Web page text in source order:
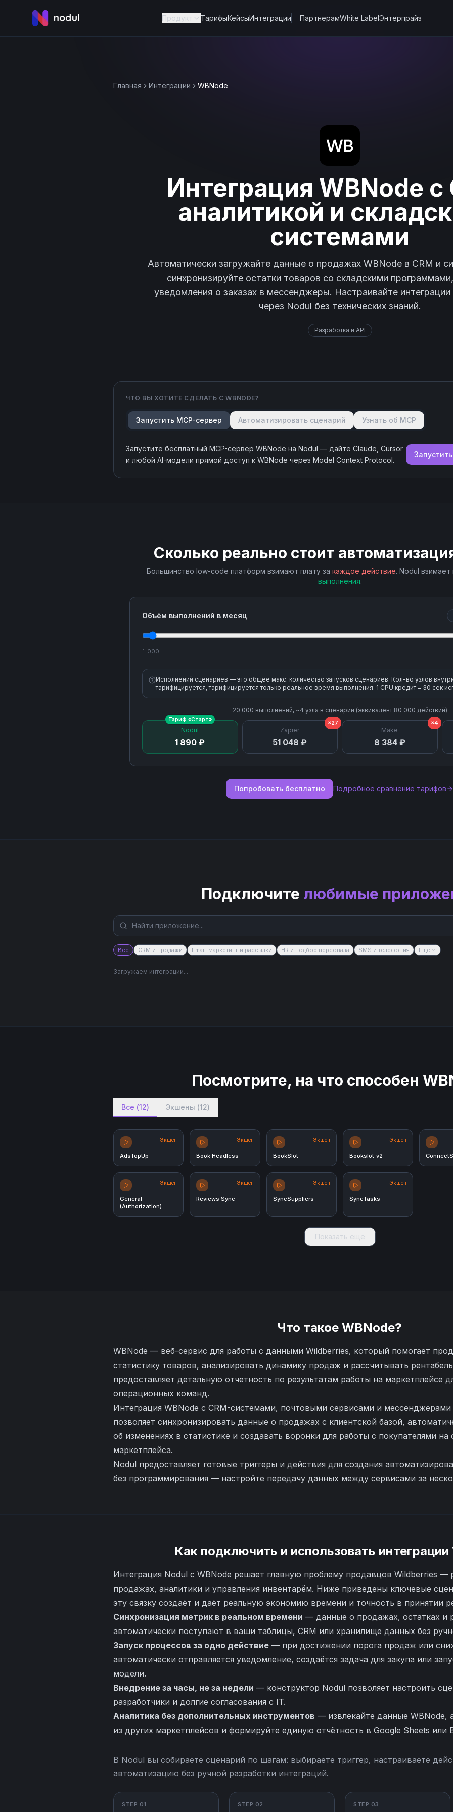
Продукт ТарифыКейсыИнтеграции ПартнерамWhite LabelЭнтерпрайз
Главная Интеграции WBNode
Интеграция WBNode с
аналитикой и
системами
Автоматически загружайте данные о продажах WBNode в CRM и
синхронизируйте остатки товаров со складскими
уведомления о заказах в мессенджеры. Настраивайте
через Nodul без технических знаний.
Разработка и API
ЧТО ВЫ ХОТИТЕ СДЕЛАТЬ СWBNODE?
Запустить MCP-сервер Автоматизировать сценарий Узнать об MCP
Запустите бесплатный MCP-сервер WBNode на Nodul — дайте Claude, Cursor
и любой AI-модели прямой доступ к WBNode через Model Context Protocol.
Сколько реально стоит
Большинство low-code платформ взимают плату за каждое действие. Nodul
выполнения.
Объём выполнений в месяц
1 000
Исполнений сценариев — это общее макс. количество запусков сценариев. Кол-во узлов
тарифицируется, тарифицируется только реальное время выполнения: 1 CPU кредит = 30 сек
20 000 выполнений, ~4 узла в сценарии (эквивалент 80 000 действий)
Nodul
1 890 ₽
Тариф «Старт»
Zapier
51 048 ₽
×27
Make
8 384 ₽
×4
Попробовать бесплатно Подробное сравнение тарифов
Подключите любимые
Все CRM и продажи Email-маркетинг и рассылки HR и подбор персонала SMS и телефония Ещё
Загружаем интеграции...
Посмотрите, на что способен
Все (12) Экшены (12)
Экшен
AdsTopUp
Экшен
Book Headless
Экшен
BookSlot
Экшен
Bookslot_v2
Экшен
General
(Authorization)
Экшен
Reviews Sync
Экшен
SyncSuppliers
Экшен
SyncTasks
Показать еще
Что такое WBNode?
WBNode — веб-сервис для работы с данными Wildberries, который помогает
статистику товаров, анализировать динамику продаж и рассчитывать
предоставляет детальную отчетность по результатам работы на маркетплейсе
операционных команд.
Интеграция WBNode с CRM-системами, почтовыми сервисами и
позволяет синхронизировать данные о продажах с клиентской базой,
об изменениях в статистике и создавать воронки для работы с покупателями на
маркетплейса.
Nodul предоставляет готовые триггеры и действия для создания
без программирования — настройте передачу данных между сервисами за
Как подключить и использовать интеграции
Интеграция Nodul с WBNode решает главную проблему продавцов Wildberries —
продажах, аналитики и управления инвентарём. Ниже приведены ключевые
эту связку создаёт и даёт реальную экономию времени и точность в принятии
Синхронизация метрик в реальном времени — данные о продажах, остатках и
автоматически поступают в ваши таблицы, CRM или хранилище данных без
Запуск процессов за одно действие — при достижении порога продаж или
автоматически отправляется уведомление, создаётся задача для закупа или
модели.
Внедрение за часы, не за недели — конструктор Nodul позволяет настроить
разработчики и долгие согласования с IT.
Аналитика без дополнительных инструментов — извлекайте данные WBNode,
из других маркетплейсов и формируйте единую отчётность в Google Sheets или
В Nodul вы собираете сценарий по шагам: выбираете триггер, настраиваете
автоматизацию без ручной разработки интеграций.
STEP 01 STEP 02 STEP 03